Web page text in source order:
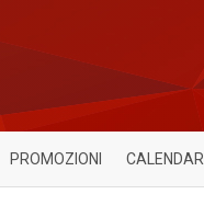
PROMOZIONI CALENDARI